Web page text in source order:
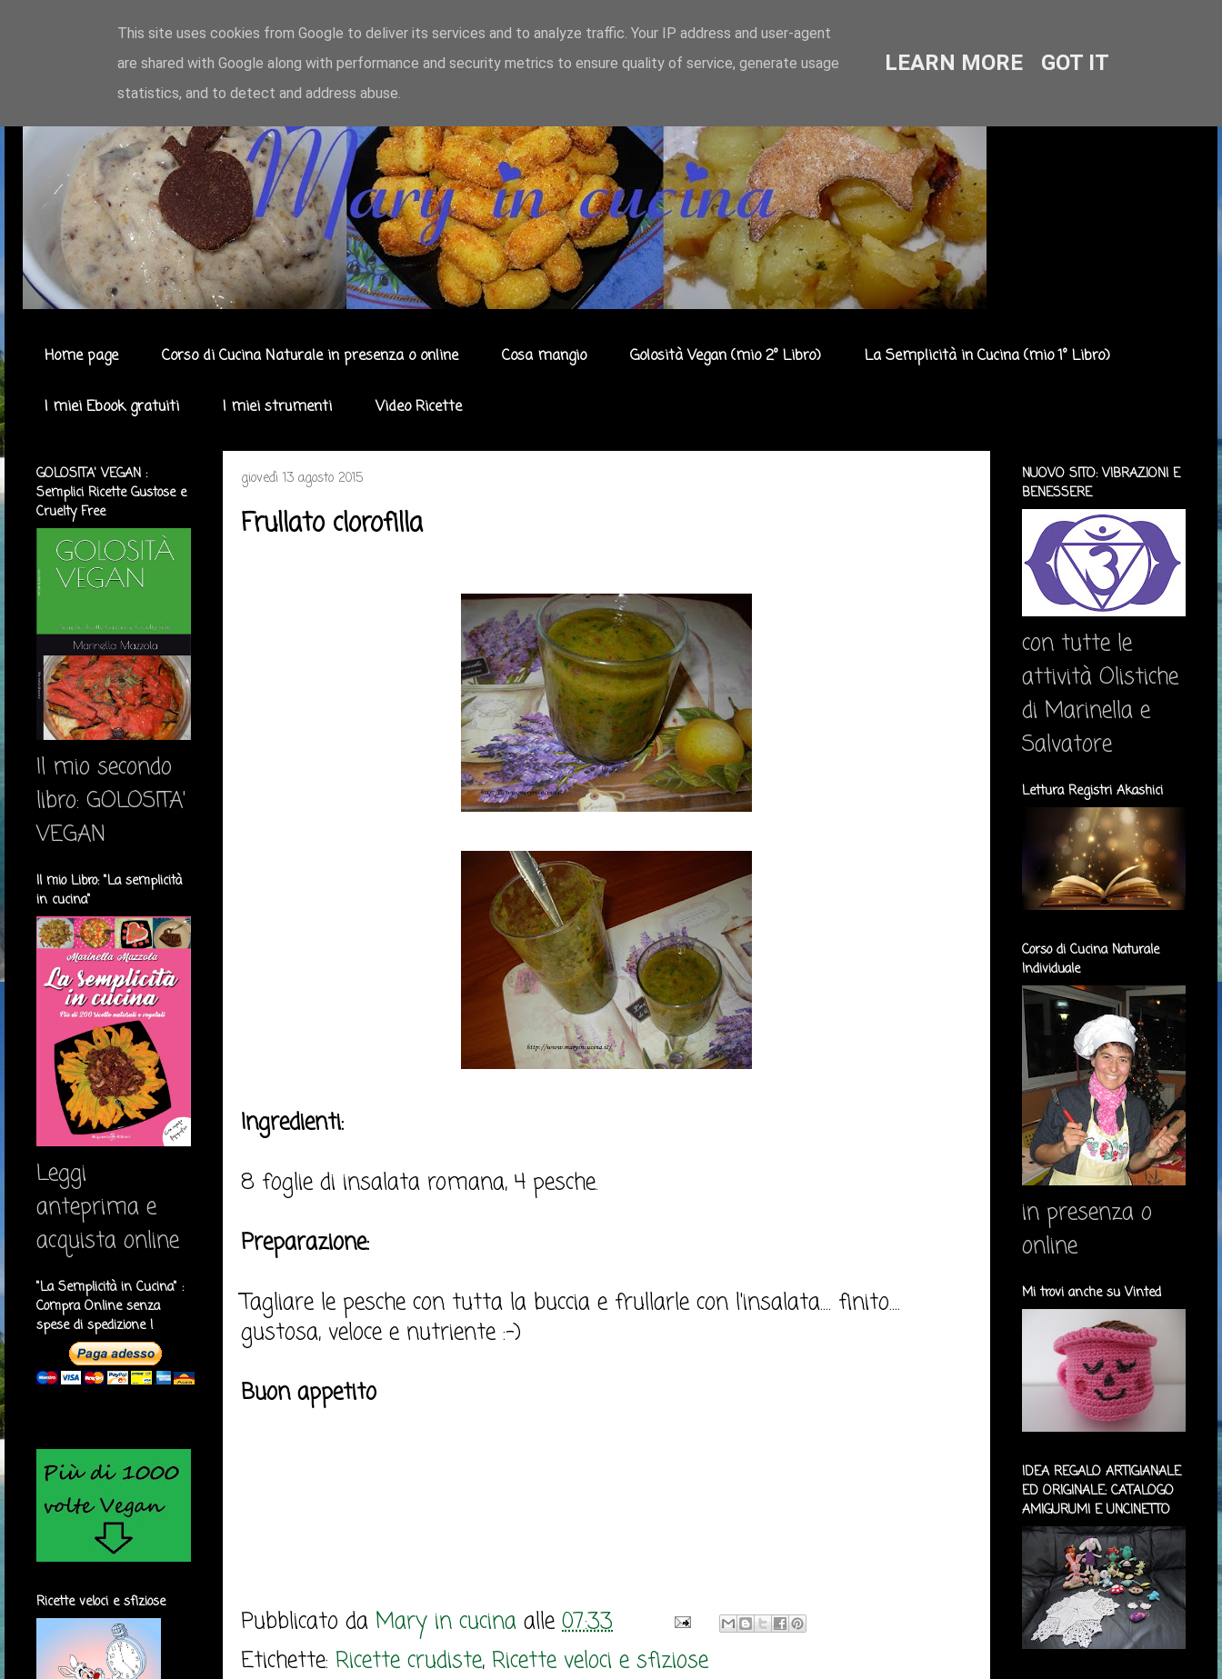
Home page Corso di Cucina Naturale in presenza o online Cosa mangio Golosità Vegan (mio 2° Libro) La Semplicità in Cucina (mio 1° Libro)
I miei Ebook gratuiti I miei strumenti Video Ricette
giovedì 13 agosto 2015
Frullato clorofilla
Ingredienti:
8 foglie di insalata romana, 4 pesche.
Preparazione:
Tagliare le pesche con tutta la buccia e frullarle con l'insalata.... finito....
gustosa, veloce e nutriente :-)
Buon appetito
Pubblicato da Mary in cucina alle 07:33
Etichette: Ricette crudiste, Ricette veloci e sfiziose
GOLOSITA' VEGAN :
Semplici Ricette Gustose e
Cruelty Free
Il mio secondo
libro: GOLOSITA'
VEGAN
Il mio Libro: "La semplicità
in cucina"
Leggi
anteprima e
acquista online
"La Semplicità in Cucina" :
Compra Online senza
spese di spedizione !
Ricette veloci e sfiziose
NUOVO SITO: VIBRAZIONI E
BENESSERE
con tutte le
attività Olistiche
di Marinella e
Salvatore
Lettura Registri Akashici
Corso di Cucina Naturale
Individuale
in presenza o
online
Mi trovi anche su Vinted
IDEA REGALO ARTIGIANALE
ED ORIGINALE: CATALOGO
AMIGURUMI E UNCINETTO
This site uses cookies from Google to deliver its services and to analyze traffic. Your IP address and user-agent
are shared with Google along with performance and security metrics to ensure quality of service, generate usage
statistics, and to detect and address abuse.
LEARN MORE GOT IT